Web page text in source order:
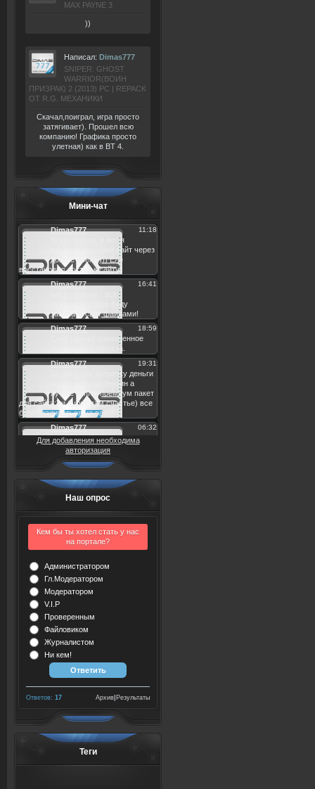
MAX PAYNE 3
))
Написал: Dimas777
SNIPER: GHOST
WARRIOR(ВОИН
ПРИЗРАК) 2 (2013) РС | REPACK
ОТ R.G. МЕХАНИКИ
Скачал,поиграл, игра просто
затягивает). Прошел всю
компанию! Графика просто
улетная) как в BT 4.
Мини-чат
Для добавления необходима
авторизация
Наш опрос
Кем бы ты хотел стать у нас
на портале?
Администратором
Гл.Модератором
Модератором
V.I.P
Проверенным
Файловиком
Журналистом
Ни кем!
Ответов: 17 Результаты
Архив
Теги